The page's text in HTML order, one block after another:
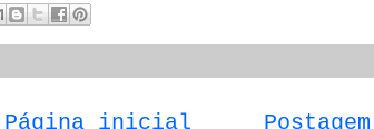
Página inicial